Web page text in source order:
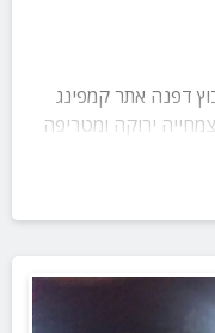
דפנה אתר קמפינג
ירוקה ומטריפה